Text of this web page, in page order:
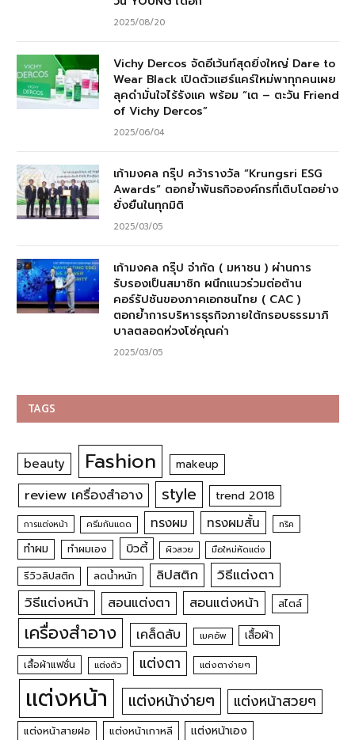
2025/08/20
Vichy Dercos จัดอีเว้นท์สุดยิ่งใหญ่ Dare to
Wear Black เปิดตัวแฮร์แคร์ใหม่พาทุกคนเผย
ลุคดำมั่นใจไร้รังแค พร้อม “เต – ตะวัน Friend
of Vichy Dercos”
2025/06/04
เก้ามงคล กรุ๊ป คว้ารางวัล “Krungsri ESG
Awards” ตอกย้ำพันธกิจองค์กรที่เติบโตอย่าง
ยั่งยืนในทุกมิติ
2025/03/05
เก้ามงคล กรุ๊ป จำกัด ( มหาชน ) ผ่านการ
รับรองเป็นสมาชิก ผนึกแนวร่วมต่อต้าน
คอร์รัปชันของภาคเอกชนไทย ( CAC )
ตอกย้ำการบริหารธุรกิจภายใต้กรอบธรรมาภิ
บาลตลอดห่วงโซ่คุณค่า
2025/03/05
TAGS
beauty Fashion makeup
review เครื่องสำอาง style trend 2018
การแต่งหน้า ครีมกันแดด ทรงผม ทรงผมสั้น ทริค
ทำผม ทำผมเอง บิวตี้ ผิวสวย มือใหม่หัดแต่ง
รีวิวลิปสติก ลดน้ำหนัก ลิปสติก
วิธีแต่งตา
วิธีแต่งหน้า
สอนแต่งตา สอนแต่งหน้า สไตล์
เครื่องสำอาง เคล็ดลับ เมคอัพ เสื้อผ้า
เสื้อผ้าแฟชั่น แต่งตัว แต่งตา แต่งตาง่ายๆ
แต่งหน้า แต่งหน้าง่ายๆ แต่งหน้าสวยๆ
แต่งหน้าสายฝอ แต่งหน้าเกาหลี แต่งหน้าเอง